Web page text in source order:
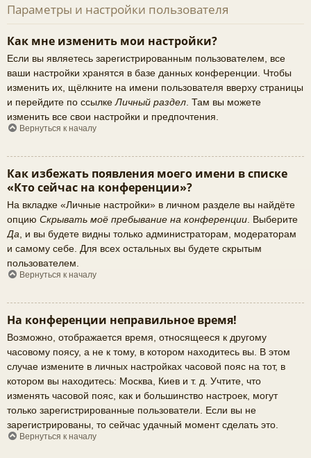
Параметры и настройки пользователя
Как мне изменить мои настройки?
Если вы являетесь зарегистрированным пользователем, все
ваши настройки хранятся в базе данных конференции. Чтобы
изменить их, щёлкните на имени пользователя вверху страницы
и перейдите по ссылкеЛичный раздел. Там вы можете
изменить все свои настройки и предпочтения.
Вернуться к началу
Как избежать появления моего имени в списке
«Кто сейчас на конференции»?
На вкладке «Личные настройки» в личном разделе вы найдёте
опцию Скрывать моё пребывание на конференции. Выберите
Да, и вы будете видны только администраторам, модераторам
и самому себе. Для всех остальных вы будете скрытым
пользователем.
Вернуться к началу
На конференции неправильное время!
Возможно, отображается время, относящееся к другому
часовому поясу, а не к тому, в котором находитесь вы. В этом
случае измените в личных настройках часовой пояс на тот, в
котором вы находитесь: Москва, Киев и т. д. Учтите, что
изменять часовой пояс, как и большинство настроек, могут
только зарегистрированные пользователи. Если вы не
зарегистрированы, то сейчас удачный момент сделать это.
Вернуться к началу